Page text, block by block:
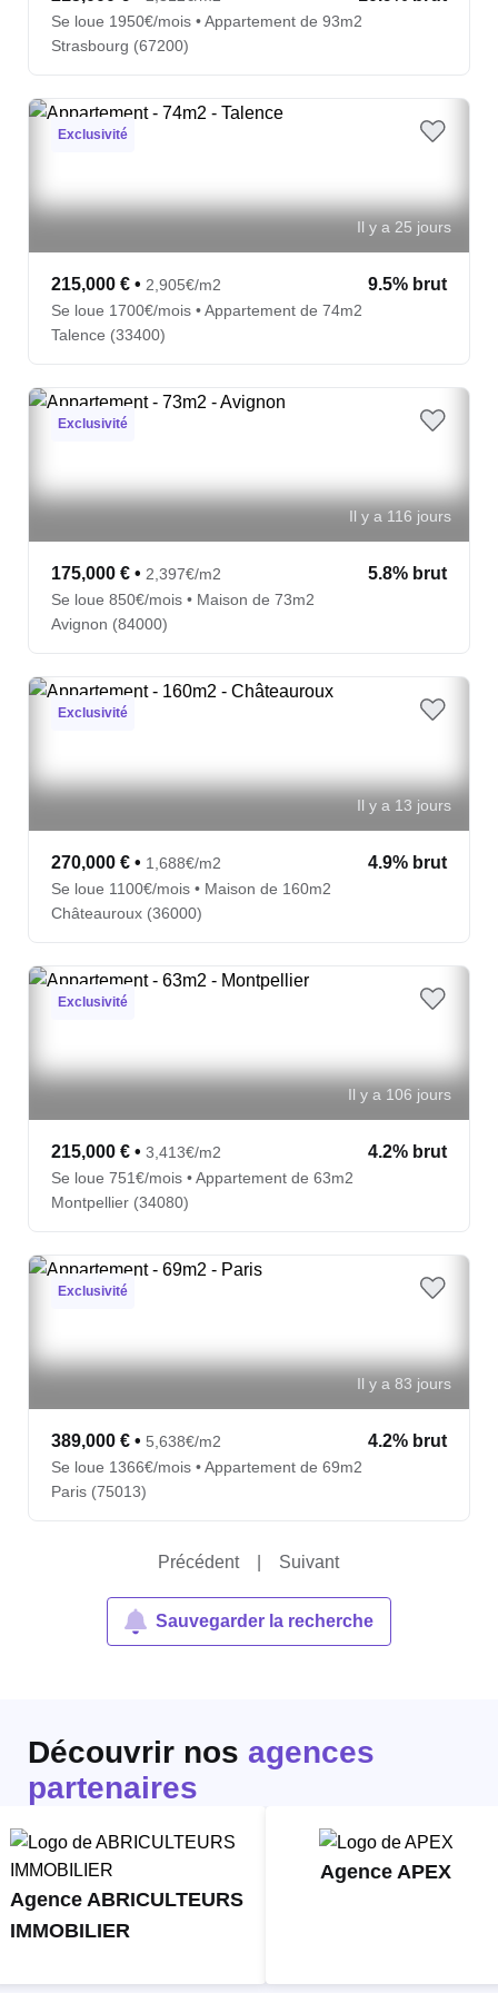
Se loue 1950€/mois • Appartement de 93m2
Strasbourg (67200)
Exclusivité
Il y a 25 jours
215,000 € • 2,905€/m2 9.5% brut
Se loue 1700€/mois • Appartement de 74m2
Talence (33400)
Exclusivité
Il y a 116 jours
175,000 € • 2,397€/m2 5.8% brut
Se loue 850€/mois • Maison de 73m2
Avignon (84000)
Exclusivité
Il y a 13 jours
270,000 € • 1,688€/m2 4.9% brut
Se loue 1100€/mois • Maison de 160m2
Châteauroux (36000)
Exclusivité
Il y a 106 jours
215,000 € • 3,413€/m2 4.2% brut
Se loue 751€/mois • Appartement de 63m2
Montpellier (34080)
Exclusivité
Il y a 83 jours
389,000 € • 5,638€/m2 4.2% brut
Se loue 1366€/mois • Appartement de 69m2
Paris (75013)
Précédent Suivant
Sauvegarder la recherche
Découvrir nos agences
partenaires
Agence ABRICULTEURS
IMMOBILIER
Agence APEX